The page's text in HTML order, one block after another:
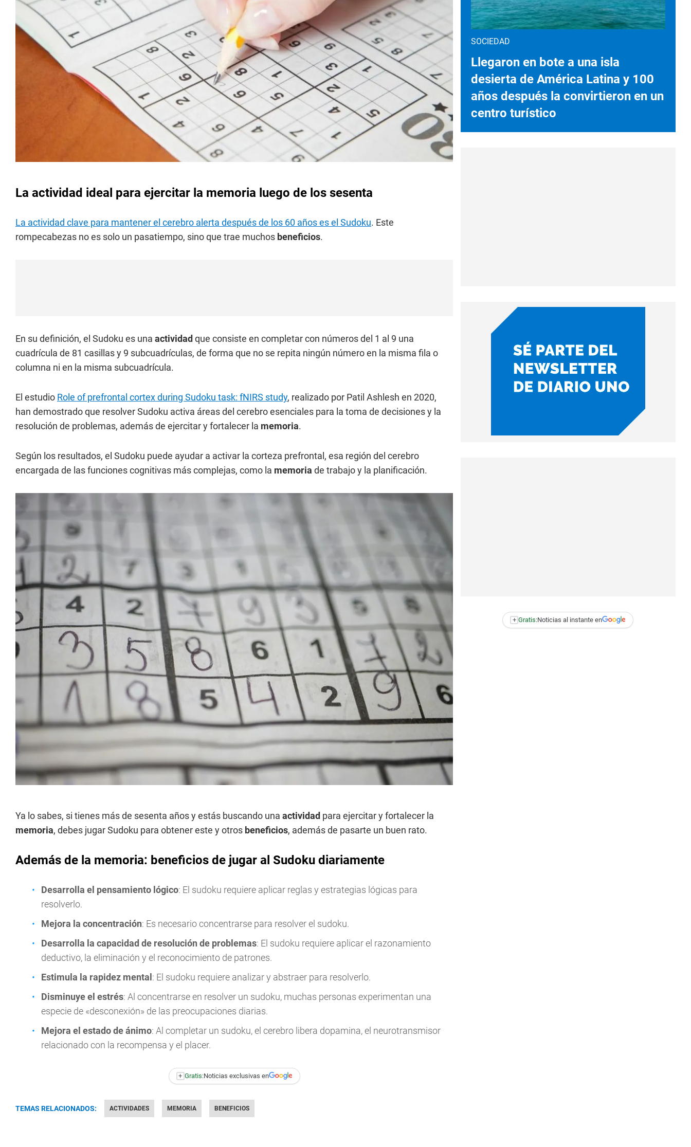
La actividad ideal para ejercitar la memoria luego de los sesenta
La actividad clave para mantener el cerebro alerta después de los 60 años es el Sudoku. Este
rompecabezas no es solo un pasatiempo, sino que trae muchos beneficios.
En su definición, el Sudoku es una actividad que consiste en completar con números del 1 al 9 una
cuadrícula de 81 casillas y 9 subcuadrículas, de forma que no se repita ningún número en la misma fila o
columna ni en la misma subcuadrícula.
El estudio Role of prefrontal cortex during Sudoku task: fNIRS study, realizado por Patil Ashlesh en 2020,
han demostrado que resolver Sudoku activa áreas del cerebro esenciales para la toma de decisiones y la
resolución de problemas, además de ejercitar y fortalecer la memoria.
Según los resultados, el Sudoku puede ayudar a activar la corteza prefrontal, esa región del cerebro
encargada de las funciones cognitivas más complejas, como la memoria de trabajo y la planificación.
Ya lo sabes, si tienes más de sesenta años y estás buscando una actividad para ejercitar y fortalecer la
memoria, debes jugar Sudoku para obtener este y otros beneficios, además de pasarte un buen rato.
Además de la memoria: beneficios de jugar al Sudoku diariamente
Desarrolla el pensamiento lógico: El sudoku requiere aplicar reglas y estrategias lógicas para
resolverlo.
Mejora la concentración: Es necesario concentrarse para resolver el sudoku.
Desarrolla la capacidad de resolución de problemas: El sudoku requiere aplicar el razonamiento
deductivo, la eliminación y el reconocimiento de patrones.
Estimula la rapidez mental: El sudoku requiere analizar y abstraer para resolverlo.
Disminuye el estrés: Al concentrarse en resolver un sudoku, muchas personas experimentan una
especie de «desconexión» de las preocupaciones diarias.
Mejora el estado de ánimo: Al completar un sudoku, el cerebro libera dopamina, el neurotransmisor
relacionado con la recompensa y el placer.
+ Gratis:Noticias exclusivas en
TEMAS RELACIONADOS: ACTIVIDADES MEMORIA BENEFICIOS
SOCIEDAD
Llegaron en bote a una isla
desierta de América Latina y 100
años después la convirtieron en un
centro turístico
+ Gratis:Noticias al instante en